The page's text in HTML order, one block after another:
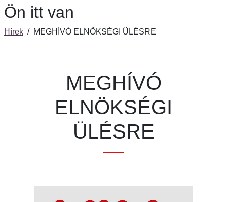
Ön itt van
Hírek /MEGHÍVÓ ELNÖKSÉGI ÜLÉSRE
MEGHÍVÓ
ELNÖKSÉGI
ÜLÉSRE